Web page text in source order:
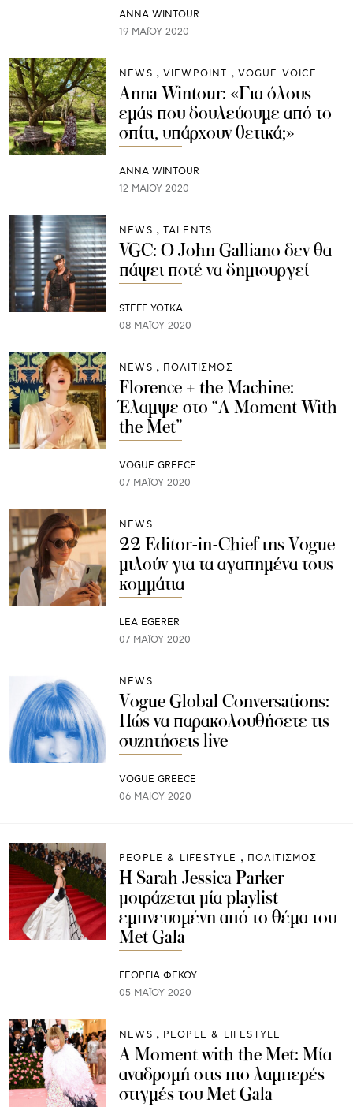
ANNA WINTOUR
19 ΜΑΪ́ΟΥ 2020
NEWS VIEWPOINT VOGUE VOICE
Anna Wintour: «Για όλους
εμάς που δουλεύουμε από το
σπίτι, υπάρχουν θετικά;»
ANNA WINTOUR
12 ΜΑΪ́ΟΥ 2020
NEWS TALENTS
VGC: O John Galliano δεν θα
πάψει ποτέ να δημιουργεί
STEFF YOTKA
08 ΜΑΪ́ΟΥ 2020
NEWS ΠΟΛΙΤΙΣΜΟΣ
Florence + the Machine:
Έλαμψε στο “A Moment With
the Met”
VOGUE GREECE
07 ΜΑΪ́ΟΥ 2020
NEWS
22 Editor-in-Chief της Vogue
μιλούν για τα αγαπημένα τους
κομμάτια
LEA EGERER
07 ΜΑΪ́ΟΥ 2020
NEWS
Vogue Global Conversations:
Πώς να παρακολουθήσετε τις
συζητήσεις live
VOGUE GREECE
06 ΜΑΪ́ΟΥ 2020
PEOPLE & LIFESTYLE ΠΟΛΙΤΙΣΜΟΣ
Η Sarah Jessica Parker
μοιράζεται μία playlist
εμπνευσμένη από το θέμα του
Met Gala
ΓΕΩΡΓΙΑ ΦΕΚΟΥ
05 ΜΑΪ́ΟΥ 2020
NEWS PEOPLE & LIFESTYLE
A Moment with the Met: Μία
αναδρομή στις πιο λαμπερές
στιγμές του Met Gala